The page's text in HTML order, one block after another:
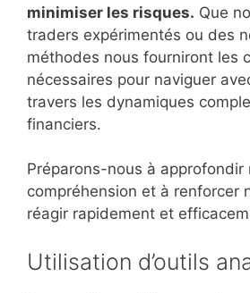
minimiser les risques. Que
traders expérimentés ou des
méthodes nous fourniront les
nécessaires pour naviguer
travers les dynamiques
financiers.
Préparons-nous à approfondir
compréhension et à renforcer
réagir rapidement et
Utilisation d’outils